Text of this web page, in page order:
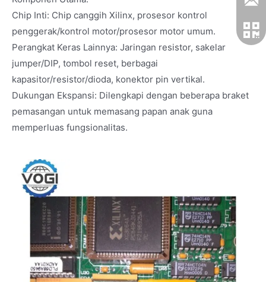
Chip Inti: Chip canggih Xilinx, prosesor kontrol
penggerak/kontrol motor/prosesor motor umum.
Perangkat Keras Lainnya: Jaringan resistor, sakelar
jumper/DIP, tombol reset, berbagai
kapasitor/resistor/dioda, konektor pin vertikal.
Dukungan Ekspansi: Dilengkapi dengan beberapa braket
pemasangan untuk memasang papan anak guna
memperluas fungsionalitas.